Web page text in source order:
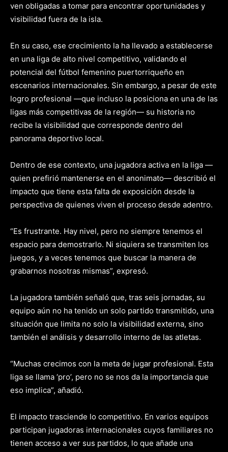
ven obligadas a tomar para encontrar oportunidades y
visibilidad fuera de la isla.
En su caso, ese crecimiento la ha llevado a establecerse
en una liga de alto nivel competitivo, validando el
potencial del fútbol femenino puertorriqueño en
escenarios internacionales. Sin embargo, a pesar de este
logro profesional —que incluso la posiciona en una de las
ligas más competitivas de la región— su historia no
recibe la visibilidad que corresponde dentro del
panorama deportivo local.
Dentro de ese contexto, una jugadora activa en la liga —
quien prefirió mantenerse en el anonimato— describió el
impacto que tiene esta falta de exposición desde la
perspectiva de quienes viven el proceso desde adentro.
“Es frustrante. Hay nivel, pero no siempre tenemos el
espacio para demostrarlo. Ni siquiera se transmiten los
juegos, y a veces tenemos que buscar la manera de
grabarnos nosotras mismas”, expresó.
La jugadora también señaló que, tras seis jornadas, su
equipo aún no ha tenido un solo partido transmitido, una
situación que limita no solo la visibilidad externa, sino
también el análisis y desarrollo interno de las atletas.
“Muchas crecimos con la meta de jugar profesional. Esta
liga se llama ‘pro’, pero no se nos da la importancia que
eso implica”, añadió.
El impacto trasciende lo competitivo. En varios equipos
participan jugadoras internacionales cuyos familiares no
tienen acceso a ver sus partidos, lo que añade una